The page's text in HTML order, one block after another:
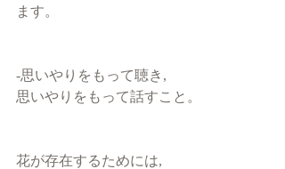
ます。
-思いやりをもって聴き,
思いやりをもって話すこと。
花が存在するためには,